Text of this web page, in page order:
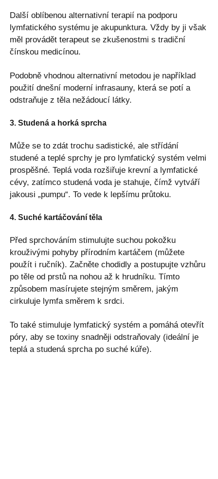
Další oblíbenou alternativní terapií na podporu
lymfatického systému je akupunktura. Vždy by ji však
měl provádět terapeut se zkušenostmi s tradiční
čínskou medicínou.
Podobně vhodnou alternativní metodou je například
použití dnešní moderní infrasauny, která se potí a
odstraňuje z těla nežádoucí látky.
3. Studená a horká sprcha
Může se to zdát trochu sadistické, ale střídání
studené a teplé sprchy je pro lymfatický systém velmi
prospěšné. Teplá voda rozšiřuje krevní a lymfatické
cévy, zatímco studená voda je stahuje, čímž vytváří
jakousi „pumpu“. To vede k lepšímu průtoku.
4. Suché kartáčování těla
Před sprchováním stimulujte suchou pokožku
krouživými pohyby přírodním kartáčem (můžete
použít i ručník). Začněte chodidly a postupujte vzhůru
po těle od prstů na nohou až k hrudníku. Tímto
způsobem masírujete stejným směrem, jakým
cirkuluje lymfa směrem k srdci.
To také stimuluje lymfatický systém a pomáhá otevřít
póry, aby se toxiny snadněji odstraňovaly (ideální je
teplá a studená sprcha po suché kúře).